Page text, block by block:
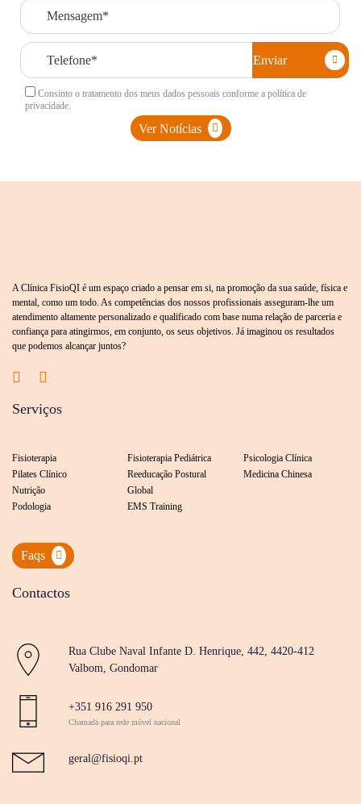
Consinto o tratamento dos meus dados pessoais conforme a política de
privacidade.
Ver Notícias
A Clínica FisioQI é um espaço criado a pensar em si, na promoção da sua saúde, física e
mental, como um todo. As competências dos nossos profissionais asseguram-lhe um
atendimento altamente personalizado e qualificado com base numa relação de parceria e
confiança para atingirmos, em conjunto, os seus objetivos. Já imaginou os resultados
que podemos alcançar juntos?
Serviços
Fisioterapia
Pilates Clínico
Nutrição
Podologia
Fisioterapia Pediátrica
Reeducação Postural
Global
EMS Training
Psicologia Clínica
Medicina Chinesa
Faqs
Contactos
Rua Clube Naval Infante D. Henrique, 442, 4420-412
Valbom, Gondomar
+351 916 291 950
Chamada para rede móvel nacional
geral@fisioqi.pt